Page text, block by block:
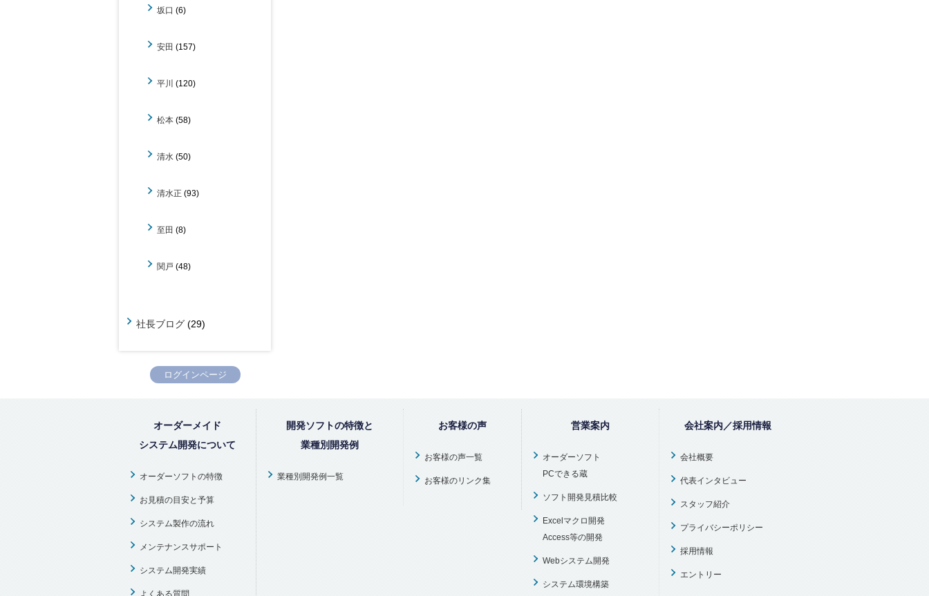
坂口 (6)
安田 (157)
平川 (120)
松本 (58)
清水 (50)
清水正 (93)
至田 (8)
関戸 (48)
社長ブログ (29)
ログインページ
オーダーメイド
システム開発について
オーダーソフトの特徴
お見積の目安と予算
システム製作の流れ
メンテナンスサポート
システム開発実績
よくある質問
開発ソフトの特徴と
業種別開発例
業種別開発例一覧
お客様の声
お客様の声一覧
お客様のリンク集
営業案内
オーダーソフト
PCできる蔵
ソフト開発見積比較
Excelマクロ開発
Access等の開発
Webシステム開発
システム環境構築
会社案内／採用情報
会社概要
代表インタビュー
スタッフ紹介
プライバシーポリシー
採用情報
エントリー